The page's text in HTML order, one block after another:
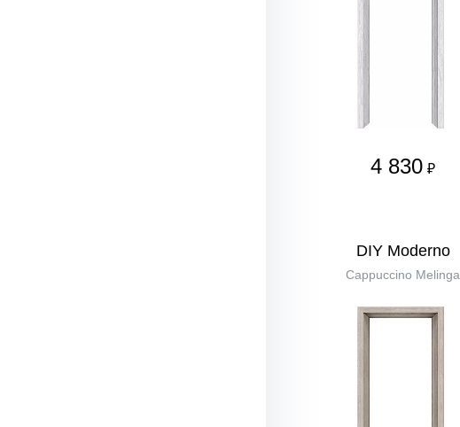
4 830 ₽
DIY Moderno
Cappuccino Melinga